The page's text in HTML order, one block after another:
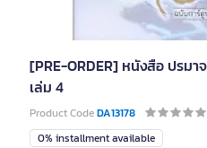
[PRE-ORDER] หนังสือ ปรม
เล่ม 4
Product CodeDA13178
0% installment available